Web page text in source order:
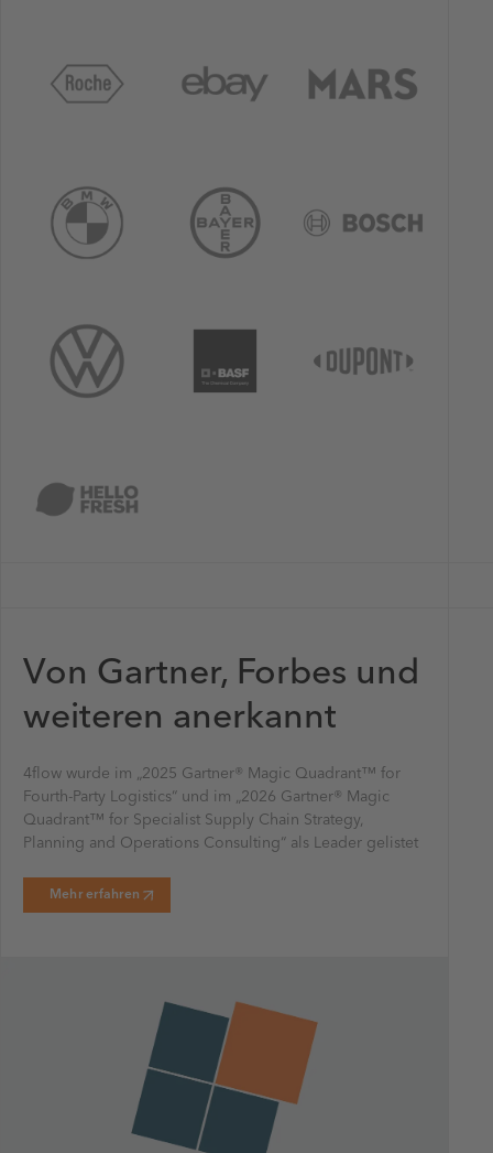
Von Gartner, Forbes und
weiteren anerkannt
4flow wurde im „2025 Gartner® Magic Quadrant™ for
Fourth-Party Logistics“ und im „2026 Gartner® Magic
Quadrant™ for Specialist Supply Chain Strategy,
Planning and Operations Consulting“ als Leader gelistet
Mehr erfahren